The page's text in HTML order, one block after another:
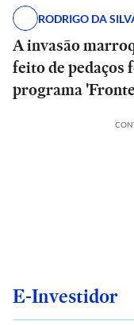
RODRIGO DA
A invasão
feito de pedaços
programa
E-Investidor